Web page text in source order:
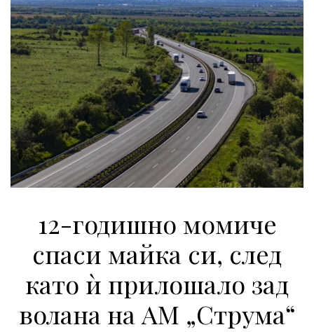
12-годишно момиче
спаси майка си, след
като ѝ прилошало зад
волана на АМ „Струма“